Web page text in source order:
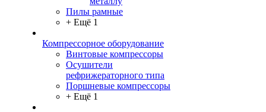
Пилы рамные
+ Ещё 1
Компрессорное оборудование
Винтовые компрессоры
Осушители
рефрижераторного типа
Поршневые компрессоры
+ Ещё 1